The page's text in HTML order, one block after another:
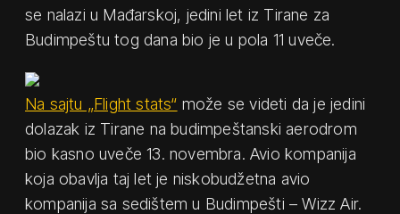
se nalazi u Mađarskoj, jedini let iz Tirane za
Budimpeštu tog dana bio je u pola 11 uveče.
Na sajtu „Flight stats“ može se videti da je jedini
dolazak iz Tirane na budimpeštanski aerodrom
bio kasno uveče 13. novembra. Avio kompanija
koja obavlja taj let je niskobudžetna avio
kompanija sa sedištem u Budimpešti – Wizz Air.